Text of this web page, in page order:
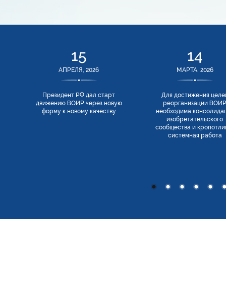
15
АПРЕЛЯ, 2026
Президент РФ дал старт
движению ВОИР через новую
форму к новому качеству
14
МАРТА, 2026
Для достижения
реорганизации ВОИР
необходима
изобретательского
сообщества и
системная работа